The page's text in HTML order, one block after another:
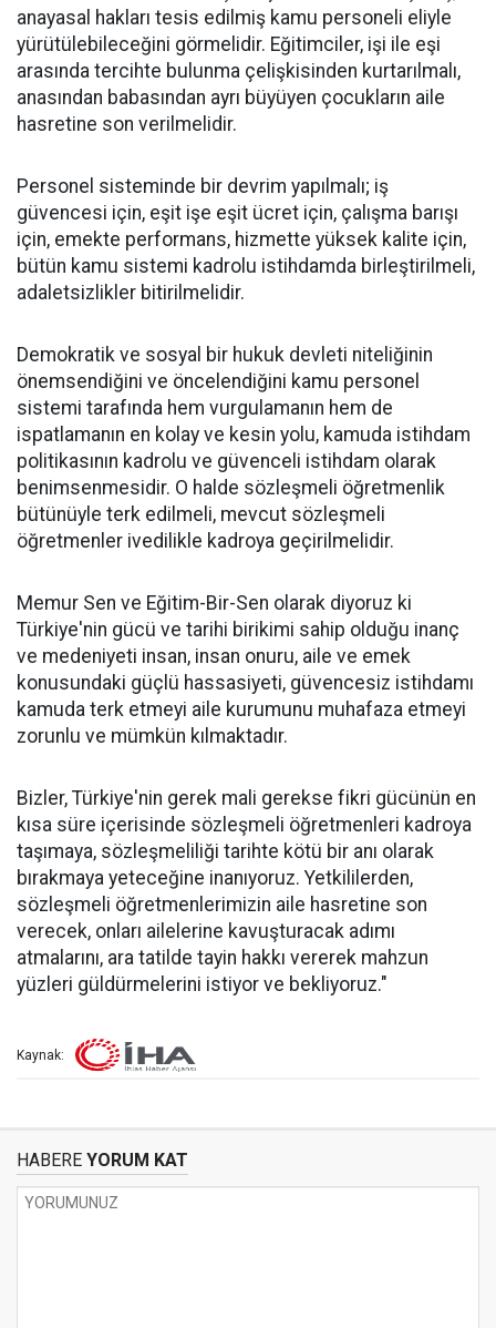
anayasal hakları tesis edilmiş kamu personeli eliyle
yürütülebileceğini görmelidir. Eğitimciler, işi ile eşi
arasında tercihte bulunma çelişkisinden kurtarılmalı,
anasından babasından ayrı büyüyen çocukların aile
hasretine son verilmelidir.
Personel sisteminde bir devrim yapılmalı; iş
güvencesi için, eşit işe eşit ücret için, çalışma barışı
için, emekte performans, hizmette yüksek kalite için,
bütün kamu sistemi kadrolu istihdamda birleştirilmeli,
adaletsizlikler bitirilmelidir.
Demokratik ve sosyal bir hukuk devleti niteliğinin
önemsendiğini ve öncelendiğini kamu personel
sistemi tarafında hem vurgulamanın hem de
ispatlamanın en kolay ve kesin yolu, kamuda istihdam
politikasının kadrolu ve güvenceli istihdam olarak
benimsenmesidir. O halde sözleşmeli öğretmenlik
bütünüyle terk edilmeli, mevcut sözleşmeli
öğretmenler ivedilikle kadroya geçirilmelidir.
Memur Sen ve Eğitim-Bir-Sen olarak diyoruz ki
Türkiye'nin gücü ve tarihi birikimi sahip olduğu inanç
ve medeniyeti insan, insan onuru, aile ve emek
konusundaki güçlü hassasiyeti, güvencesiz istihdamı
kamuda terk etmeyi aile kurumunu muhafaza etmeyi
zorunlu ve mümkün kılmaktadır.
Bizler, Türkiye'nin gerek mali gerekse fikri gücünün en
kısa süre içerisinde sözleşmeli öğretmenleri kadroya
taşımaya, sözleşmeliliği tarihte kötü bir anı olarak
bırakmaya yeteceğine inanıyoruz. Yetkililerden,
sözleşmeli öğretmenlerimizin aile hasretine son
verecek, onları ailelerine kavuşturacak adımı
atmalarını, ara tatilde tayin hakkı vererek mahzun
yüzleri güldürmelerini istiyor ve bekliyoruz."
Kaynak:
HABERE YORUM KAT